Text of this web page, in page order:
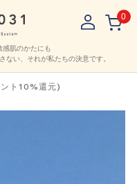
0
感肌のかたにも
ない、それが私たちの決意です。
ト10%還元)